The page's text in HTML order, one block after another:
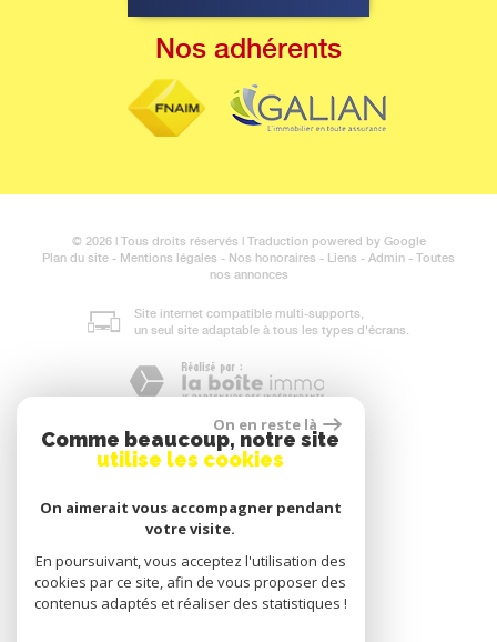
Nos adhérents
© 2026 | Tous droits réservés | Traduction powered by Google
Plan du site - Mentions légales - Nos honoraires - Liens - Admin - Toutes
nos annonces
Site internet compatible multi-supports,
un seul site adaptable à tous les types d'écrans.
On en reste là
Comme beaucoup, notre site
utilise les cookies
On aimerait vous accompagner pendant
votre visite.
En poursuivant, vous acceptez l'utilisation des
cookies par ce site, afin de vous proposer des
contenus adaptés et réaliser des statistiques !